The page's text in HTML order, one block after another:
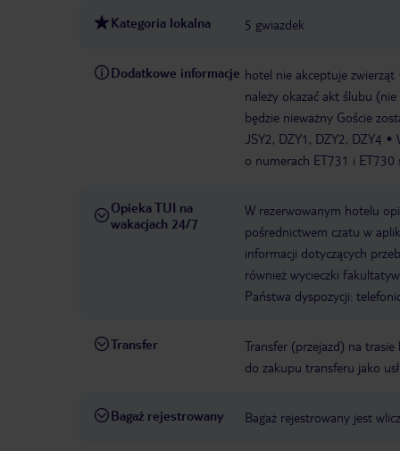
Kategoria lokalna 5 gwiazdek
Dodatkowe informacje hotel nie akceptuje zwierząt
należy okazać akt ślubu
będzie nieważny Goście
JSY2, DZY1, DZY2, DZY4
o numerach ET731 i ET730
Opieka TUI na
wakacjach 24/7
W rezerwowanym hotelu
pośrednictwem czatu w
informacji dotyczących
również wycieczki
Państwa dyspozycji:
Transfer
Transfer (przejazd) na
do zakupu transferu jako
Bagaż rejestrowany Bagaż rejestrowany jest